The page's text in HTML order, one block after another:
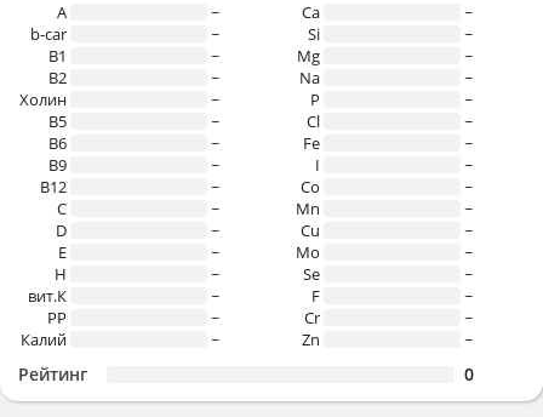
A
~
b-car
~
В1
~
B2
~
Холин
~
B5
~
B6
~
B9
~
B12
~
C
~
D
~
E
~
H
~
вит.К
~
PP
~
Калий
~
Ca
~
Si
~
Mg
~
Na
~
P
~
Cl
~
Fe
~
I
~
Co
~
Mn
~
Cu
~
Mo
~
Se
~
F
~
Cr
~
Zn
~
Рейтинг 0